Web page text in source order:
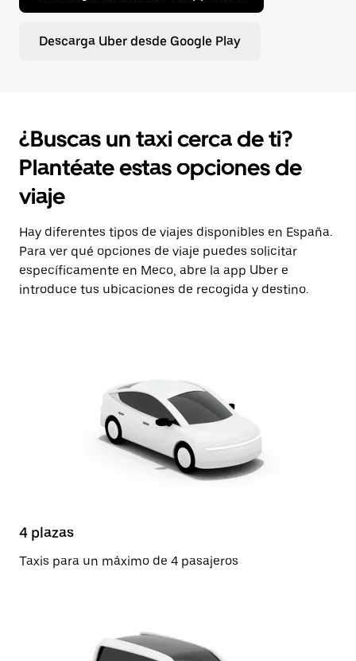
Descarga Uber desde Google Play
¿Buscas un taxi cerca de ti?
Plantéate estas opciones de
viaje
Hay diferentes tipos de viajes disponibles en España.
Para ver qué opciones de viaje puedes solicitar
específicamente en Meco, abre la app Uber e
introduce tus ubicaciones de recogida y destino.
4 plazas
Taxis para un máximo de 4 pasajeros